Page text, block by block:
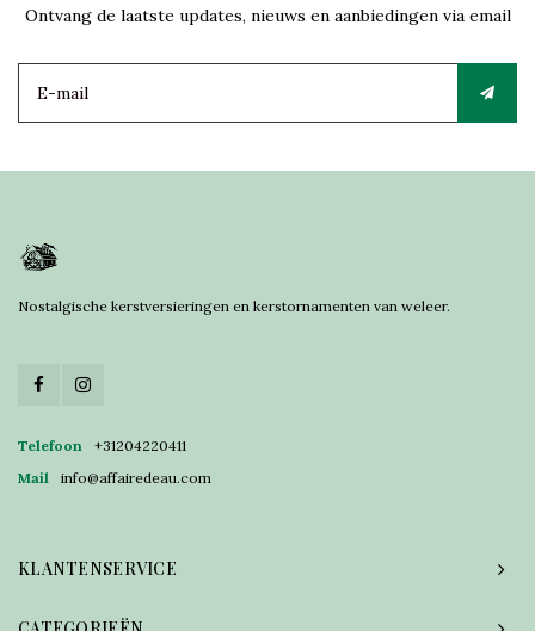
Ontvang de laatste updates, nieuws en aanbiedingen via email
Nostalgische kerstversieringen en kerstornamenten van weleer.
Telefoon
+31204220411
Mail
info@affairedeau.com
KLANTENSERVICE